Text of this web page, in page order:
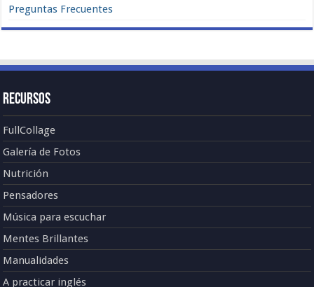
Preguntas Frecuentes
Recursos
FullCollage
Galería de Fotos
Nutrición
Pensadores
Música para escuchar
Mentes Brillantes
Manualidades
A practicar inglés